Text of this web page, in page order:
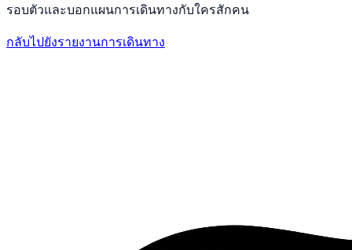
รอบตัวและบอกแผนการเดินทางกับใครสักคน
กลับไปยังรายงานการเดินทาง